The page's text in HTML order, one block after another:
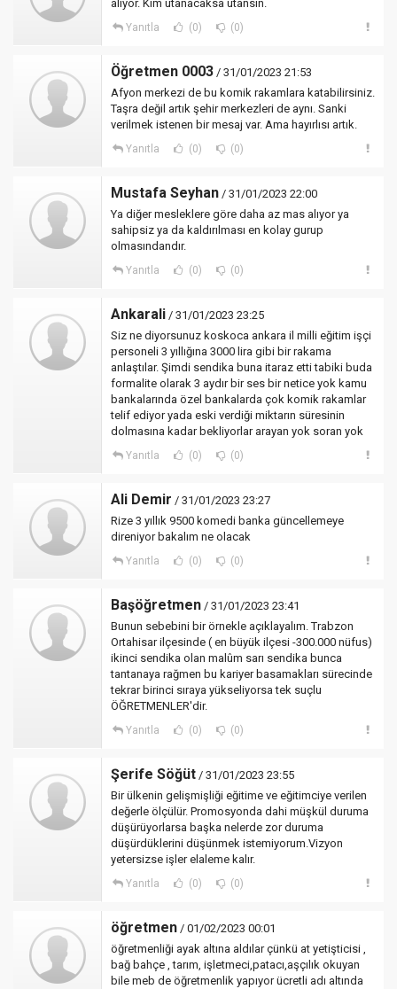
alıyor. Kim utanacaksa utansın.
Yanıtla (0) (0)
Öğretmen 0003 / 31/01/2023 21:53
Afyon merkezi de bu komik rakamlara katabilirsiniz.
Taşra değil artık şehir merkezleri de aynı. Sanki
verilmek istenen bir mesaj var. Ama hayırlısı artık.
Yanıtla (0) (0)
Mustafa Seyhan / 31/01/2023 22:00
Ya diğer mesleklere göre daha az mas alıyor ya
sahipsiz ya da kaldırılması en kolay gurup
olmasındandır.
Yanıtla (0) (0)
Ankarali / 31/01/2023 23:25
Siz ne diyorsunuz koskoca ankara il milli eğitim işçi
personeli 3 yıllığına 3000 lira gibi bir rakama
anlaştılar. Şimdi sendika buna itaraz etti tabiki buda
formalite olarak 3 aydır bir ses bir netice yok kamu
bankalarında özel bankalarda çok komik rakamlar
telif ediyor yada eski verdiği miktarın süresinin
dolmasına kadar bekliyorlar arayan yok soran yok
Yanıtla (0) (0)
Ali Demir / 31/01/2023 23:27
Rize 3 yıllık 9500 komedi banka güncellemeye
direniyor bakalım ne olacak
Yanıtla (0) (0)
Başöğretmen / 31/01/2023 23:41
Bunun sebebini bir örnekle açıklayalım. Trabzon
Ortahisar ilçesinde ( en büyük ilçesi -300.000 nüfus)
ikinci sendika olan malûm sarı sendika bunca
tantanaya rağmen bu kariyer basamakları sürecinde
tekrar birinci sıraya yükseliyorsa tek suçlu
ÖĞRETMENLER'dir.
Yanıtla (0) (0)
Şerife Söğüt / 31/01/2023 23:55
Bir ülkenin gelişmişliği eğitime ve eğitimciye verilen
değerle ölçülür. Promosyonda dahi müşkül duruma
düşürüyorlarsa başka nelerde zor duruma
düşürdüklerini düşünmek istemiyorum.Vizyon
yetersizse işler elaleme kalır.
Yanıtla (0) (0)
öğretmen / 01/02/2023 00:01
öğretmenliği ayak altına aldılar çünkü at yetişticisi ,
bağ bahçe , tarım, işletmeci,patacı,aşçılık okuyan
bile meb de öğretmenlik yapıyor ücretli adı altında